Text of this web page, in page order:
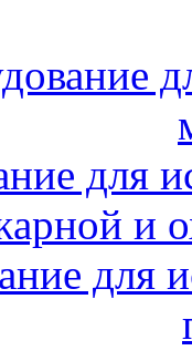
для
и
для